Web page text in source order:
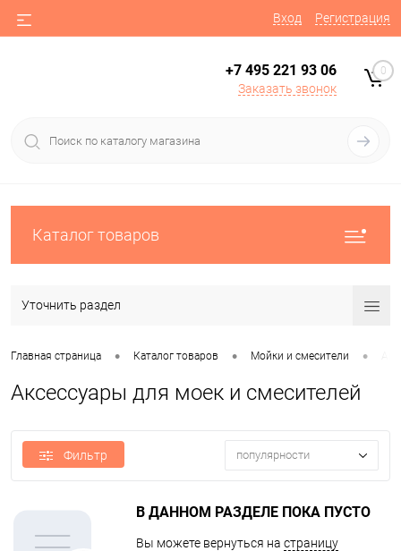
Вход Регистрация
+7 495 221 93 06
Заказать звонок
0
Каталог товаров
Уточнить раздел
Главная страница • Каталог товаров • Мойки и смесители •
Аксессуары для моек и смесителей
Фильтр популярности
В ДАННОМ РАЗДЕЛЕ ПОКА ПУСТО
Вы можете вернуться на страницу